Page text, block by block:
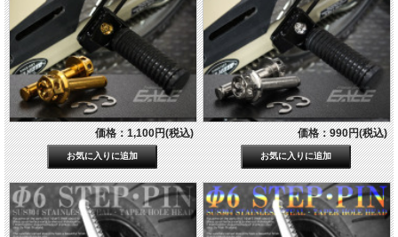
価格：1,100円(税込) 価格：990円(税込)